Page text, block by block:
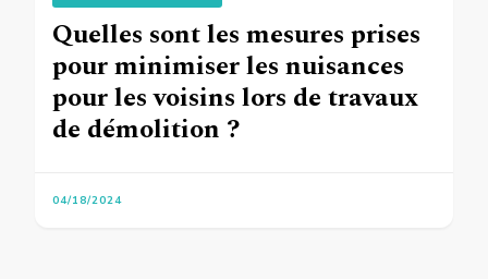
Quelles sont les mesures prises
pour minimiser les nuisances
pour les voisins lors de travaux
de démolition ?
04/18/2024